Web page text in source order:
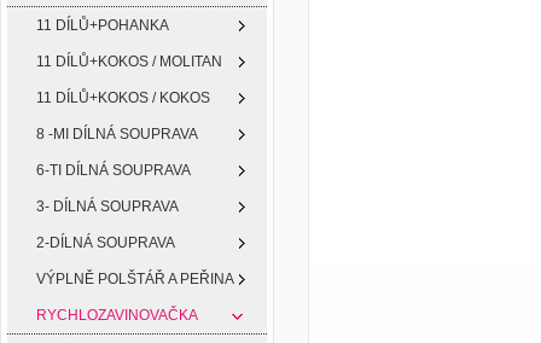
11 DÍLŮ+POHANKA
11 DÍLŮ+KOKOS / MOLITAN
11 DÍLŮ+KOKOS / KOKOS
8 -MI DÍLNÁ SOUPRAVA
6-TI DÍLNÁ SOUPRAVA
3- DÍLNÁ SOUPRAVA
2-DÍLNÁ SOUPRAVA
VÝPLNĚ POLŠTÁŘ A PEŘINA
RYCHLOZAVINOVAČKA